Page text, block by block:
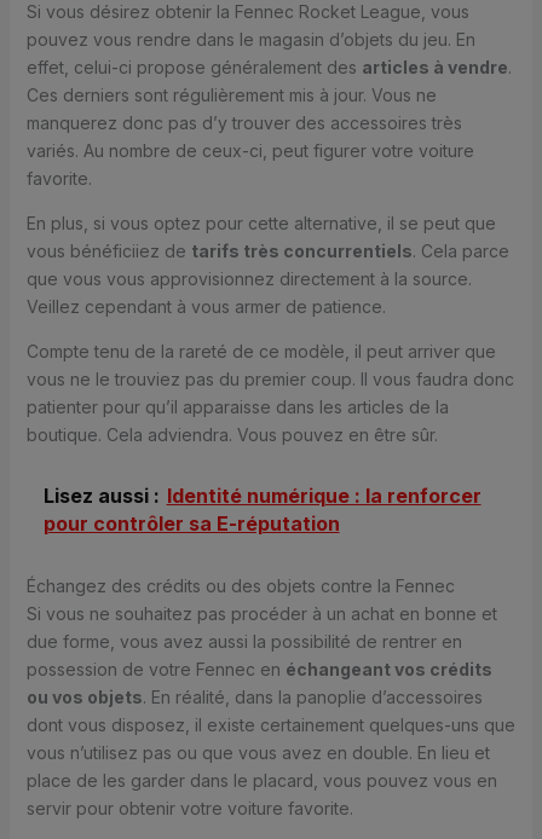
Si vous désirez obtenir la Fennec Rocket League, vous
pouvez vous rendre dans le magasin d’objets du jeu. En
effet, celui-ci propose généralement des articles à vendre.
Ces derniers sont régulièrement mis à jour. Vous ne
manquerez donc pas d’y trouver des accessoires très
variés. Au nombre de ceux-ci, peut figurer votre voiture
favorite.
En plus, si vous optez pour cette alternative, il se peut que
vous bénéficiiez de tarifs très concurrentiels. Cela parce
que vous vous approvisionnez directement à la source.
Veillez cependant à vous armer de patience.
Compte tenu de la rareté de ce modèle, il peut arriver que
vous ne le trouviez pas du premier coup. Il vous faudra donc
patienter pour qu’il apparaisse dans les articles de la
boutique. Cela adviendra. Vous pouvez en être sûr.
Lisez aussi : Identité numérique : la renforcer
pour contrôler sa E-réputation
Échangez des crédits ou des objets contre la Fennec
Si vous ne souhaitez pas procéder à un achat en bonne et
due forme, vous avez aussi la possibilité de rentrer en
possession de votre Fennec en échangeant vos crédits
ou vos objets. En réalité, dans la panoplie d’accessoires
dont vous disposez, il existe certainement quelques-uns que
vous n’utilisez pas ou que vous avez en double. En lieu et
place de les garder dans le placard, vous pouvez vous en
servir pour obtenir votre voiture favorite.